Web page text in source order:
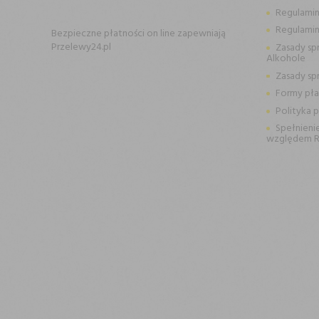
Bezpieczne płatności on line zapewniają
Przelewy24.pl
Zasady
Alkohole
Zasady
Formy
Polityka
względem